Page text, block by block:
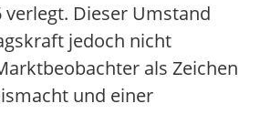
verlegt. Dieser Umstand
jedoch nicht
als Zeichen
und einer